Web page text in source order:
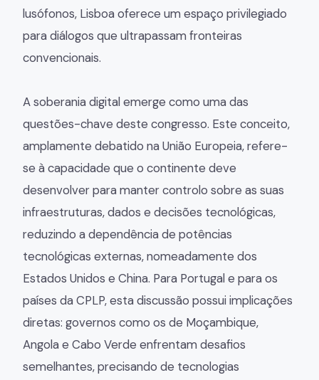
lusófonos, Lisboa oferece um espaço privilegiado
para diálogos que ultrapassam fronteiras
convencionais.
A soberania digital emerge como uma das
questões-chave deste congresso. Este conceito,
amplamente debatido na União Europeia, refere-
se à capacidade que o continente deve
desenvolver para manter controlo sobre as suas
infraestruturas, dados e decisões tecnológicas,
reduzindo a dependência de potências
tecnológicas externas, nomeadamente dos
Estados Unidos e China. Para Portugal e para os
países da CPLP, esta discussão possui implicações
diretas: governos como os de Moçambique,
Angola e Cabo Verde enfrentam desafios
semelhantes, precisando de tecnologias